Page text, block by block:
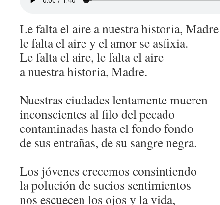
Le falta el aire a nuestra historia,
le falta el aire y el amor se asfixia.
Le falta el aire, le falta el aire
a nuestra historia, Madre.
Nuestras ciudades lentamente mueren
inconscientes al filo del pecado
contaminadas hasta el fondo fondo
de sus entrañas, de su sangre negra.
Los jóvenes crecemos consintiendo
la polución de sucios sentimientos
nos escuecen los ojos y la vida,